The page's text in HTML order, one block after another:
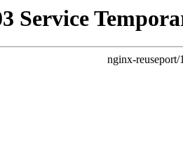
Service
nginx-reuseport/